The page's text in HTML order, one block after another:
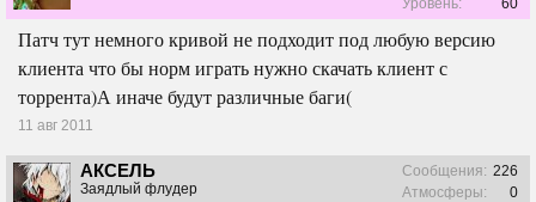
Уровень:
60
Патч тут немного кривой не подходит под любую версию
клиента что бы норм играть нужно скачать клиент с
торрента)А иначе будут различные баги(
11 авг 2011
АКСЕЛЬ
Заядлый флудер
Сообщения: 226
Атмосферы:
0